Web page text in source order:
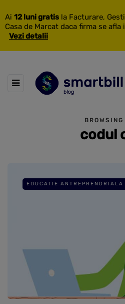
Ai 12 luni gratis la Facturare,
Casa de Marcat daca firma se
Vezi detalii
BROWSING
codul
EDUCATIE ANTREPRENORIALA